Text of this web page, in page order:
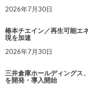
2026年7月30日
椿本チエイン／再生可能エ
現を加速
2026年7月30日
三井倉庫ホールディングス
を開発・導入開始